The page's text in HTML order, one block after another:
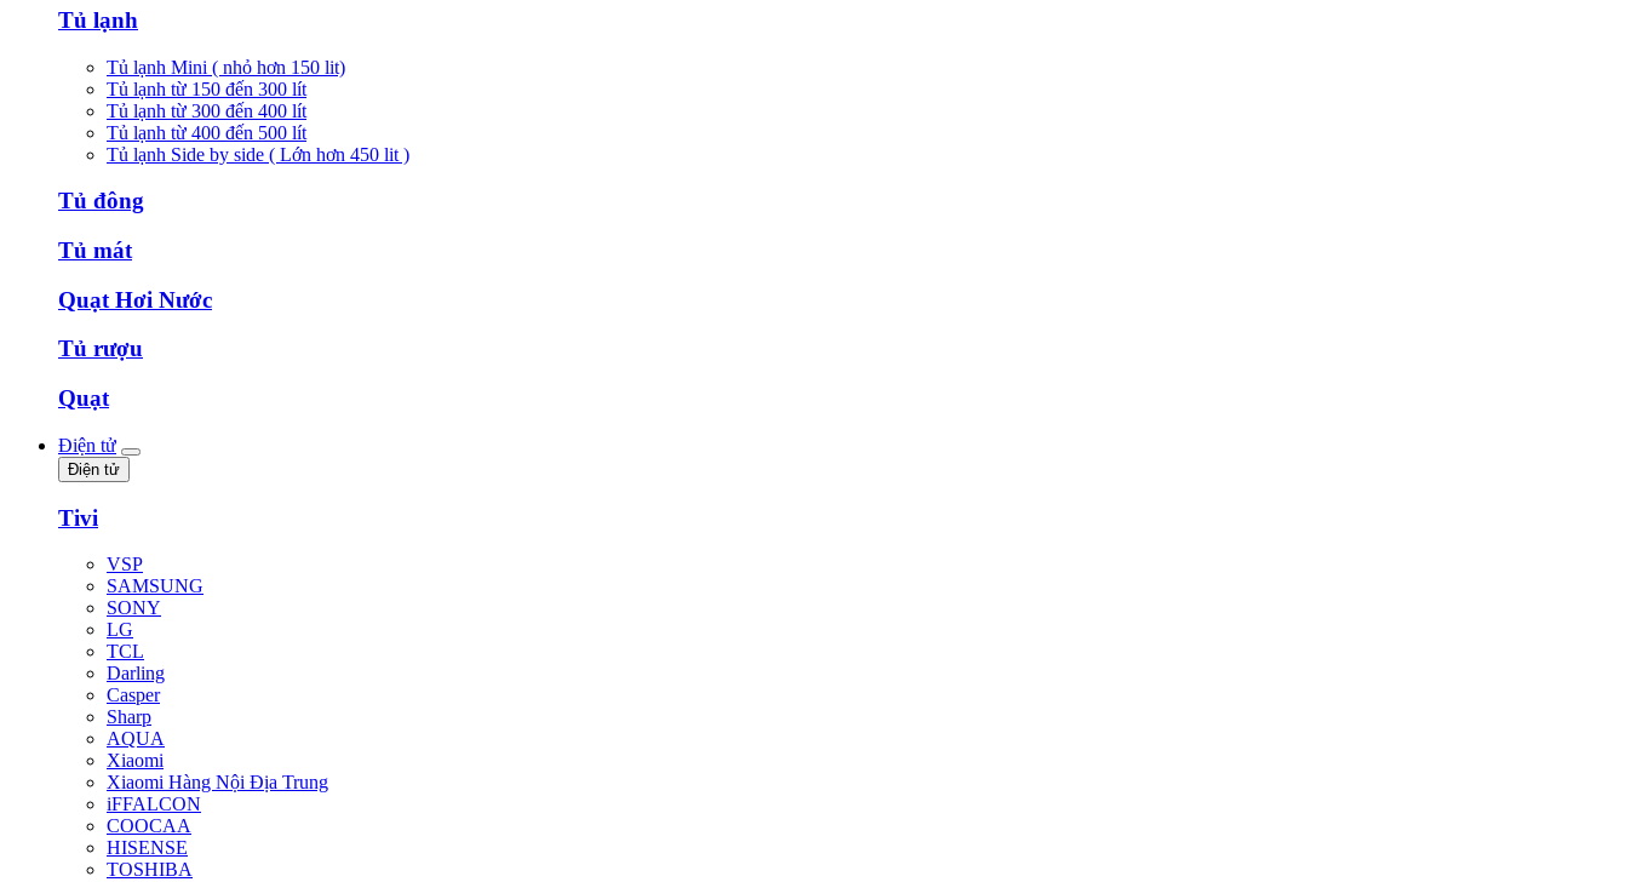
Tủ lạnh
Tủ lạnh Mini ( nhỏ hơn 150 lit)
Tủ lạnh từ 150 đến 300 lít
Tủ lạnh từ 300 đến 400 lít
Tủ lạnh từ 400 đến 500 lít
Tủ lạnh Side by side ( Lớn hơn 450 lit )
Tủ đông
Tủ mát
Quạt Hơi Nước
Tủ rượu
Quạt
Điện tử
Điện tử
Tivi
VSP
SAMSUNG
SONY
LG
TCL
Darling
Casper
Sharp
AQUA
Xiaomi
Xiaomi Hàng Nội Địa Trung
iFFALCON
COOCAA
HISENSE
TOSHIBA